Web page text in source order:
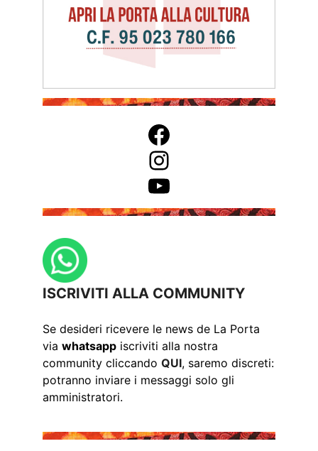
Facebook
Instagram
YouTube
ISCRIVITI ALLA COMMUNITY
Se desideri ricevere le news de La Porta
via whatsapp iscriviti alla nostra
community cliccando QUI, saremo discreti:
potranno inviare i messaggi solo gli
amministratori.